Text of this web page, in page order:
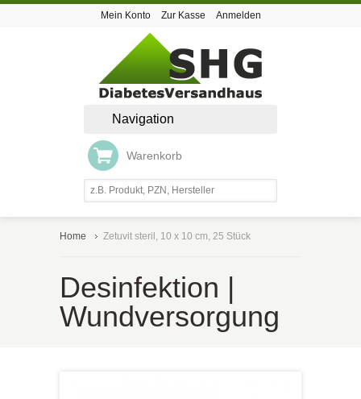
Mein Konto Zur Kasse Anmelden
Navigation
Warenkorb
Home Zetuvit steril, 10 x 10 cm, 25 Stück
Desinfektion |
Wundversorgung